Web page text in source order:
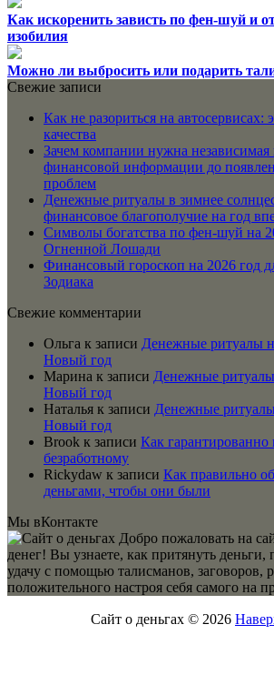
Как искоренить зависть по фен-шуй и
изобилия
Можно ли выбросить или подарить
Свежие записи
Как не разориться на автосервисах:
качества
Зачем компании нужна независимая
финансовой информации до
проблем
Денежные ритуалы в зимнее
финансовое благополучие на год
Символы богатства по фен-шуй на
Огненной Лошади
Финансовый гороскоп на 2026 год
Зодиака
Свежие комментарии
Ольга к записи Денежные ритуалы
Новый год
Марина к записи Денежные
Новый год
Наталья к записи Денежные
Новый год
Brook к записи Как гарантированно
безработному
Rickydaw к записи Как правильно
деньгами, чтобы они были
Мы вКонтакте
Добро пожаловать на
денег! Вы узнаете, как притянуть
удачу с помощью талисманов, заговоров,
положительного настроя себя самого на
Сайт о деньгах © 2026